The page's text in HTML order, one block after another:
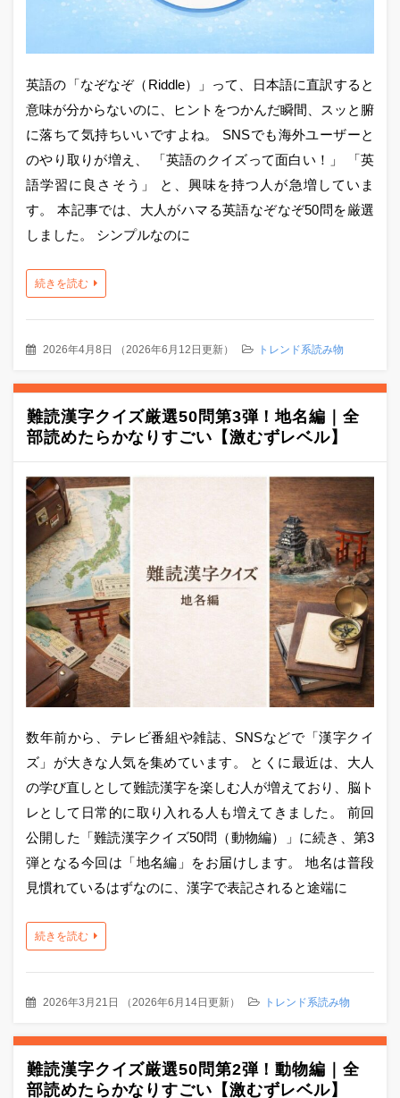
英語の「なぞなぞ（Riddle）」って、日本語に直訳すると
意味が分からないのに、ヒントをつかんだ瞬間、スッと腑
に落ちて気持ちいいですよね。 SNSでも海外ユーザーと
のやり取りが増え、 「英語のクイズって面白い！」 「英
語学習に良さそう」 と、興味を持つ人が急増していま
す。 本記事では、大人がハマる英語なぞなぞ50問を厳選
しました。 シンプルなのに
続きを読む
2026年4月8日 （ 2026年6月12日更新） トレンド系読み物
難読漢字クイズ厳選50問第3弾！地名編｜全
部読めたらかなりすごい【激むずレベル】
数年前から、テレビ番組や雑誌、SNSなどで「漢字クイ
ズ」が大きな人気を集めています。 とくに最近は、大人
の学び直しとして難読漢字を楽しむ人が増えており、脳ト
レとして日常的に取り入れる人も増えてきました。 前回
公開した「難読漢字クイズ50問（動物編）」に続き、第3
弾となる今回は「地名編」をお届けします。 地名は普段
見慣れているはずなのに、漢字で表記されると途端に
続きを読む
2026年3月21日 （2026年6月14日更新） トレンド系読み物
難読漢字クイズ厳選50問第2弾！動物編｜全
部読めたらかなりすごい【激むずレベル】